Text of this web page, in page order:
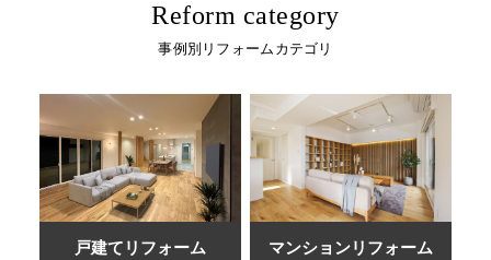
Reform category
事例別リフォームカテゴリ
戸建てリフォーム マンションリフォーム